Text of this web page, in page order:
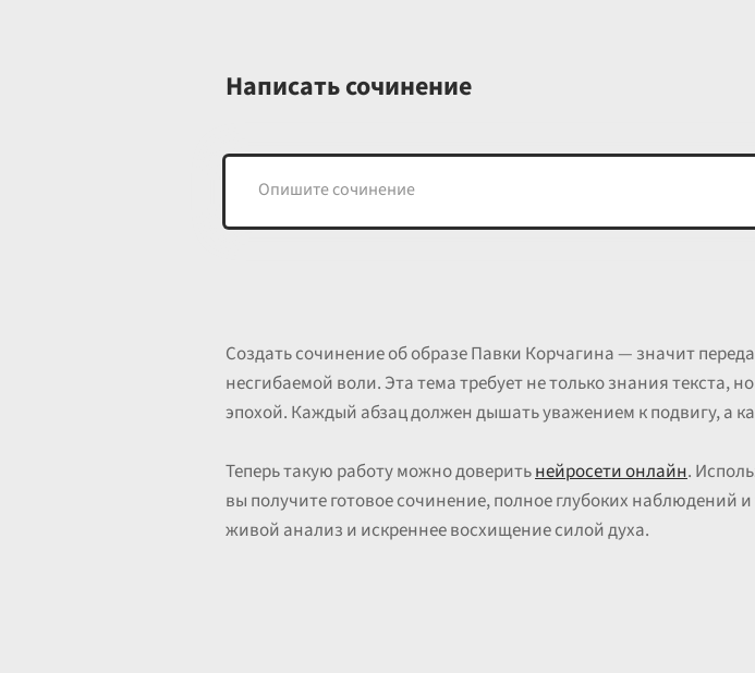
Написать сочинение
Создать сочинение об образе Павки Корчагина — значит
несгибаемой воли. Эта тема требует не только знания текста,
эпохой. Каждый абзац должен дышать уважением к подвигу, а
Теперь такую работу можно доверитьнейросети онлайн.
вы получите готовое сочинение, полное глубоких
живой анализ и искреннее восхищение силой духа.